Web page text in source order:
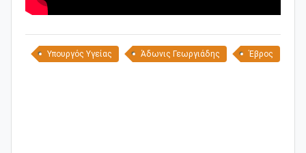
Υπουργός Υγείας Άδωνις Γεωργιάδης Έβρος